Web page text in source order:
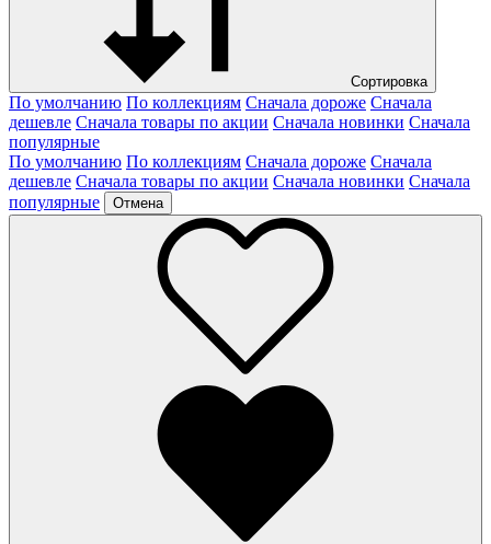
Сортировка
По умолчанию По коллекциям Сначала дороже Сначала
дешевле Сначала товары по акции Сначала новинки Сначала
популярные
По умолчанию По коллекциям Сначала дороже Сначала
дешевле Сначала товары по акции Сначала новинки Сначала
популярные
Отмена